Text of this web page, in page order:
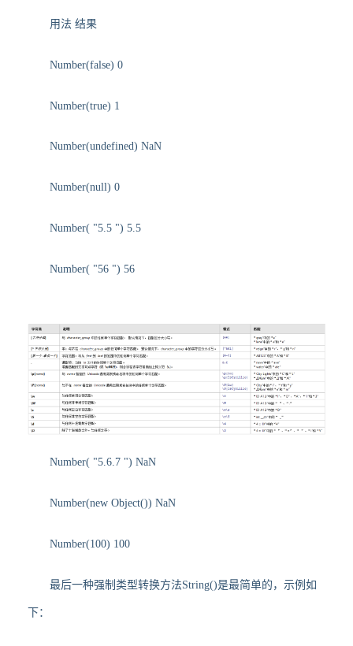
用法 结果
Number(false) 0
Number(true) 1
Number(undefined) NaN
Number(null) 0
Number( "5.5 ") 5.5
Number( "56 ") 56
Number( "5.6.7 ") NaN
Number(new Object()) NaN
Number(100) 100
最后一种强制类型转换方法String()是最简单的，示例如
下：